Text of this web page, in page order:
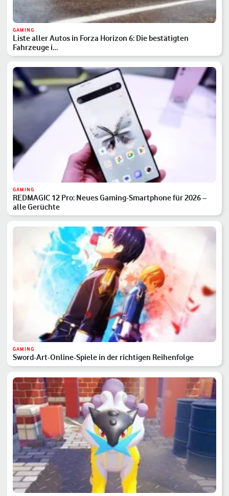
GAMING
Liste aller Autos in Forza Horizon 6: Die bestätigten
Fahrzeuge i…
GAMING
REDMAGIC 12 Pro: Neues Gaming-Smartphone für 2026 –
alle Gerüchte
GAMING
Sword-Art-Online-Spiele in der richtigen Reihenfolge